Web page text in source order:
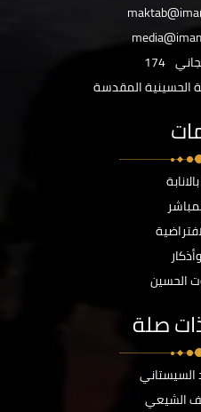
174
الحسينية المقدسة
الحسين
صلة
الشيعي